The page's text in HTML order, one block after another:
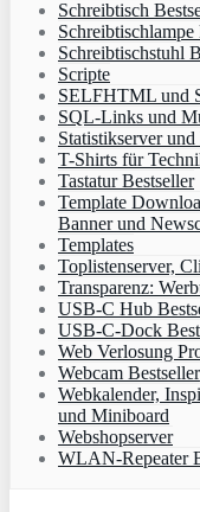
Schreibtisch
Schreibtischlampe
Schreibtischstuhl
Scripte
SELFHTML und
SQL-Links und
Statistikserver
T-Shirts für
Tastatur Bestseller
Template
Banner und
Templates
Toplistenserver,
Transparenz:
USB-C Hub
USB-C-Dock
Web Verlosung
Webcam Bestseller
Webkalender,
und Miniboard
Webshopserver
WLAN-Repeater